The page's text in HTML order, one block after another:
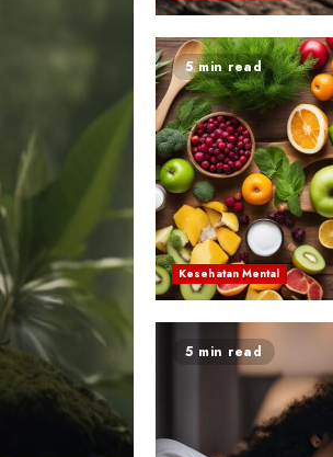
5 min read
Kesehatan Mental
5 min read